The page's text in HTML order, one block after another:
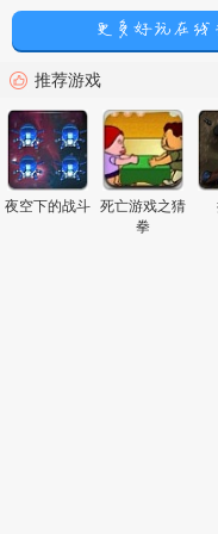
推荐游戏
夜空下的战斗 死亡游戏之猜
拳